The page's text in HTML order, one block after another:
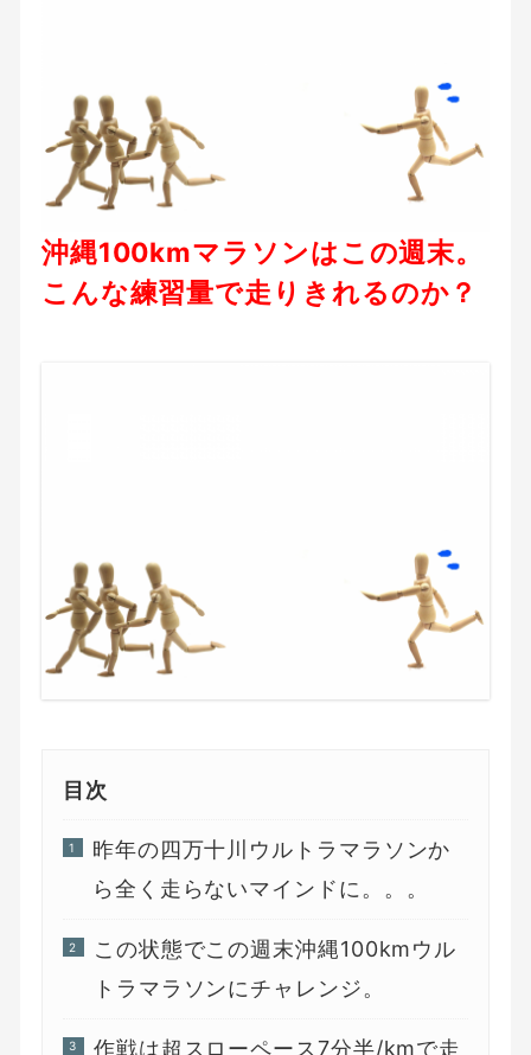
沖縄100kmマラソンはこの週末。
こんな練習量で走りきれるのか？
目次
昨年の四万十川ウルトラマラソンか
ら全く走らないマインドに。。。
この状態でこの週末沖縄100kmウル
トラマラソンにチャレンジ。
作戦は超スローペース7分半/kmで走